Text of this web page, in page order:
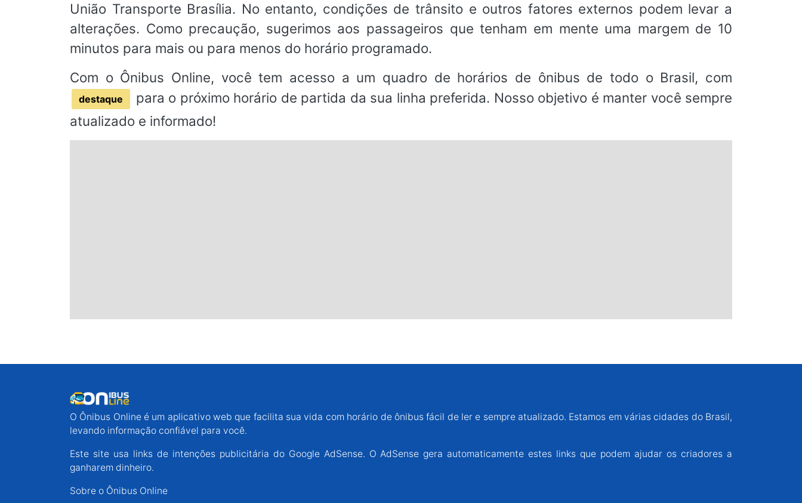
União Transporte Brasília. No entanto, condições de trânsito e outros fatores externos podem levar a
alterações. Como precaução, sugerimos aos passageiros que tenham em mente uma margem de 10
minutos para mais ou para menos do horário programado.
Com o Ônibus Online, você tem acesso a um quadro de horários de ônibus de todo o Brasil, com
destaque
para o próximo horário de partida da sua linha preferida. Nosso objetivo é manter você sempre
atualizado e informado!
O Ônibus Online é um aplicativo web que facilita sua vida com horário de ônibus fácil de ler e sempre atualizado. Estamos em várias cidades do Brasil,
levando informação confiável para você.
Este site usa links de intenções publicitária do Google AdSense. O AdSense gera automaticamente estes links que podem ajudar os criadores a
ganharem dinheiro.
Sobre o Ônibus Online